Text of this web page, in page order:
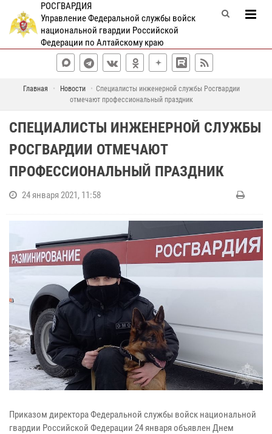
РОСГВАРДИЯ
Управление Федеральной службы войск
национальной гвардии Российской
Федерации по Алтайскому краю
Главная Новости
Специалисты инженерной службы Росгвардии
отмечают профессиональный праздник
СПЕЦИАЛИСТЫ ИНЖЕНЕРНОЙ СЛУЖБЫ
РОСГВАРДИИ ОТМЕЧАЮТ
ПРОФЕССИОНАЛЬНЫЙ ПРАЗДНИК
24 января 2021, 11:58
Приказом директора Федеральной службы войск национальной
гвардии Российской Федерации 24 января объявлен Днем